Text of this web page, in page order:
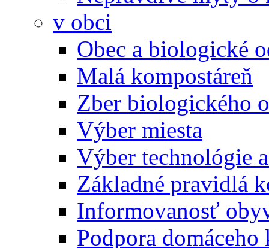
v obci
Obec a biologické
Malá kompostáreň
Zber biologického
Výber miesta
Výber technológie
Základné pravidlá
Informovanosť
Podpora